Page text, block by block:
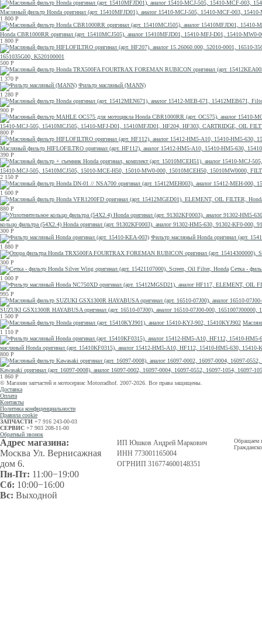
Масляный фильтр Honda оригинал (арт. 15410MFJD01), аналог 15410-MCJ-505, 15410-MCF-003,
1 800 Р
Honda CBR1000RR оригинал (арт. 15410MCJ505), аналог 15410MFJD01, 15410-MFJ-D01, 15410-
1 800 Р
1651035G00, K520100001
500 Р
1 370 Р
Фильтр масляный (MANN)
1 280 Р
900 Р
15410-MCJ-505, 15410MCJ505, 15410-MFJ-D01, 15410MFJD01, HF204, HF303, CARTRIDGE, OIL
800 Р
Масляный фильтр HIFLOFILTRO оригинал (арт. HF112), аналог 15412-HM5-A10, 15410-HM5-630,
390 Р
15410-MCJ-505, 15410MCJ505, 15010-MCE-H50, 15010-MW0-000, 15010MCEH50, 15010MW0000,
2 150 Р
1 600 Р
880 Р
кольцо фильтра (54X2.4) Honda оригинал (арт. 91302KF0003), аналог 91302-HM5-630, 91302-KF0-
300 Р
Фильтр масляный Honda оригинал (арт.
1 880 Р
300 Р
Сетка -
1 000 Р
995 Р
SUZUKI GSX1300R HAYABUSA оригинал (арт. 16510-07J00), аналог 16510-07J00-000,
1 500 Р
1 110 Р
масляный Honda оригинал (арт. 15410KF0315), аналог 15412-HM5-A10, HF112, 15410-HM5-630,
800 Р
Kawasaki оригинал (арт. 16097-0008), аналог 16097-0002, 16097-0004, 16097-0552, 16097-1054,
1 860 Р
© Магазин запчастей и мотосервис Motorradhof. 2007-2026. Все права защищены.
Доставка
Оплата
Контакты
Политика конфиденциальности
Правила cookie
ЗАПЧАСТИ +7 916 243-00-03
СЕРВИС +7 903 208-11-00
Обратный звонок
Адрес магазина:
Москва Ул. Вернисажная
дом 6.
Пн-Пт: 11:00−19:00
Сб: 10:00−16:00
Вс: Выходной
ИП Юшков Андрей Маркович
ИНН 773001165004
ОГРНИП 316774600148351
Обращаем